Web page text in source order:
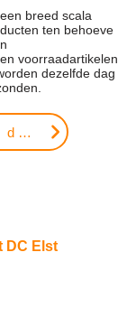
breed scala
ten behoeve
voorraadartikelen
dezelfde dag
Ga naar de website
DC Elst